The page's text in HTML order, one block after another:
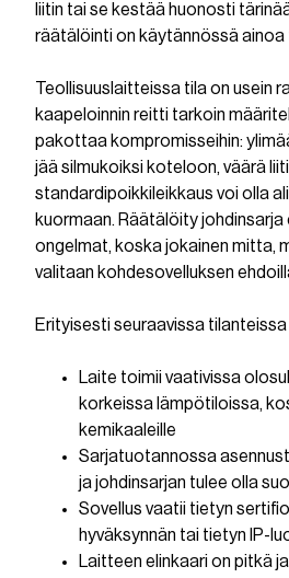
liitin tai se kestää huonosti
räätälöinti on käytännössä ainoa
Teollisuuslaitteissa tila on usein
kaapeloinnin reitti tarkoin
pakottaa kompromisseihin:
jää silmukoiksi koteloon, väärä
standardipoikkileikkaus voi olla
kuormaan. Räätälöity johdinsarja
ongelmat, koska jokainen mitta,
valitaan kohdesovelluksen
Erityisesti seuraavissa
Laite toimii vaativissa
korkeissa lämpötiloissa,
kemikaaleille
Sarjatuotannossa
ja johdinsarjan tulee olla
Sovellus vaatii tietyn
hyväksynnän tai tietyn IP-
Laitteen elinkaari on pitkä